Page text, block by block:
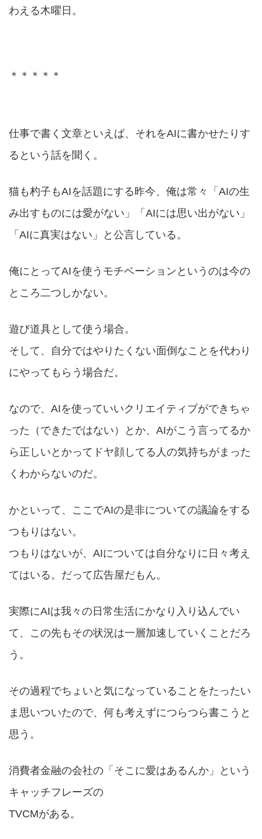
わえる木曜日。
＊＊＊＊＊
仕事で書く文章といえば、それをAIに書かせたりす
るという話を聞く。
猫も杓子もAIを話題にする昨今、俺は常々「AIの生
み出すものには愛がない」「AIには思い出がない」
「AIに真実はない」と公言している。
俺にとってAIを使うモチベーションというのは今の
ところ二つしかない。
遊び道具として使う場合。
そして、自分ではやりたくない面倒なことを代わり
にやってもらう場合だ。
なので、AIを使っていいクリエイティブができちゃ
った（できたではない）とか、AIがこう言ってるか
ら正しいとかってドヤ顔してる人の気持ちがまった
くわからないのだ。
かといって、ここでAIの是非についての議論をする
つもりはない。
つもりはないが、AIについては自分なりに日々考え
てはいる。だって広告屋だもん。
実際にAIは我々の日常生活にかなり入り込んでい
て、この先もその状況は一層加速していくことだろ
う。
その過程でちょいと気になっていることをたったい
ま思いついたので、何も考えずにつらつら書こうと
思う。
消費者金融の会社の「そこに愛はあるんか」という
キャッチフレーズの
TVCMがある。